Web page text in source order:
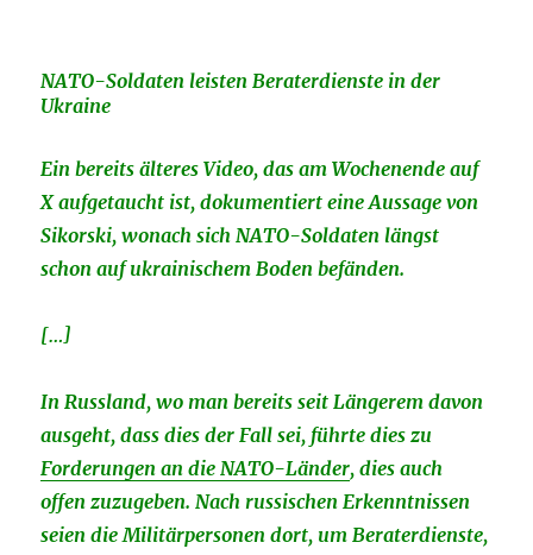
NATO-Soldaten leisten Beraterdienste in der
Ukraine
Ein bereits älteres Video, das am Wochenende auf
X aufgetaucht ist, dokumentiert eine Aussage von
Sikorski, wonach sich NATO-Soldaten längst
schon auf ukrainischem Boden befänden.
[…]
In Russland, wo man bereits seit Längerem davon
ausgeht, dass dies der Fall sei, führte dies zu
Forderungen an die NATO-Länder, dies auch
offen zuzugeben. Nach russischen Erkenntnissen
seien die Militärpersonen dort, um Beraterdienste,